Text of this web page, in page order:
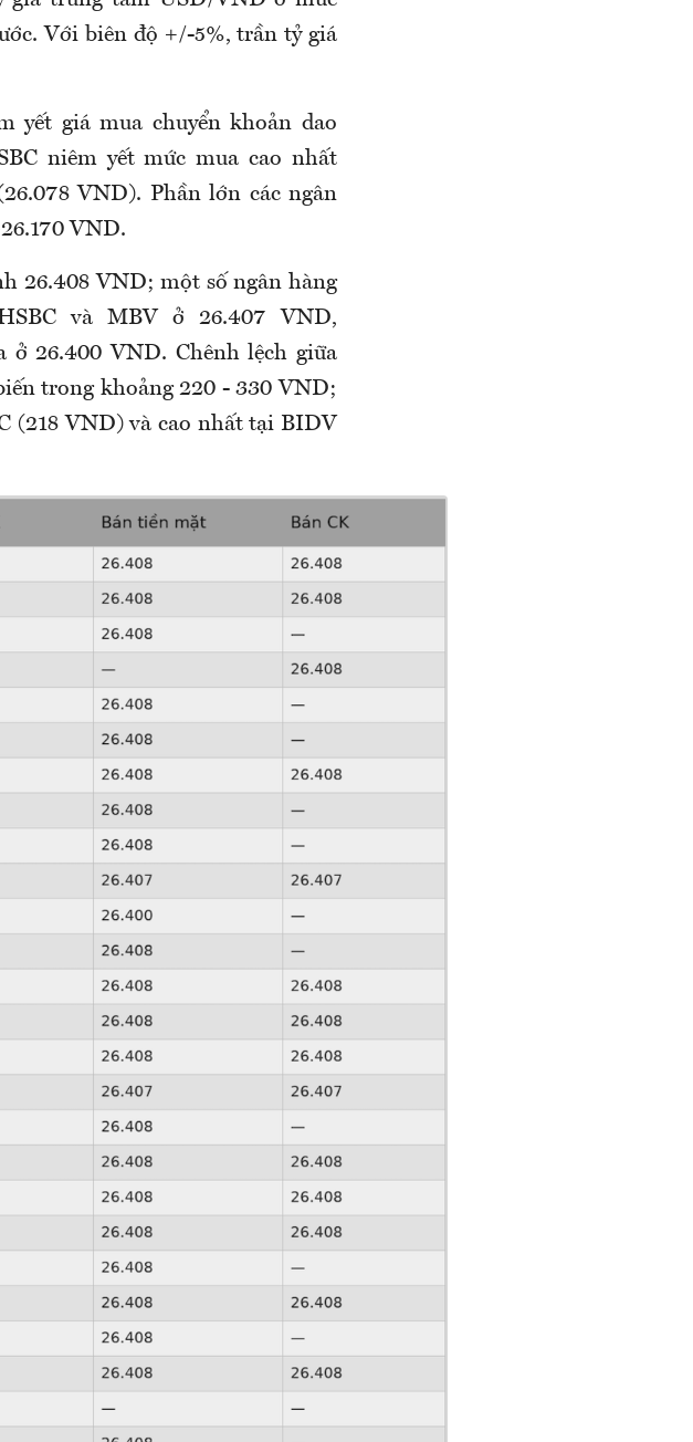
Với biên độ +/-5%, trầntỷ giá
yết giá mua chuyển khoản dao
niêm yết mức mua cao nhất
VND). Phần lớn các ngân
VND.
26.408 VND; một số ngân hàng
và MBV ở 26.407 VND,
26.400 VND. Chênh lệch giữa
trong khoảng 220 -330 VND;
(218 VND) và cao nhất tại BIDV